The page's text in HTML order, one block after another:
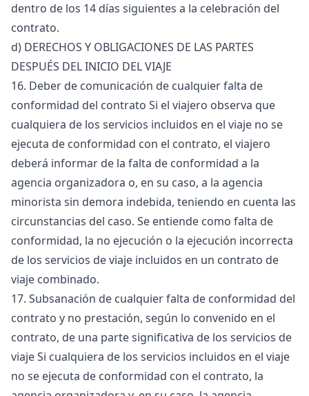
dentro de los 14 días siguientes a la celebración del
contrato.
d) DERECHOS Y OBLIGACIONES DE LAS PARTES
DESPUÉS DEL INICIO DEL VIAJE
16. Deber de comunicación de cualquier falta de
conformidad del contrato Si el viajero observa que
cualquiera de los servicios incluidos en el viaje no se
ejecuta de conformidad con el contrato, el viajero
deberá informar de la falta de conformidad a la
agencia organizadora o, en su caso, a la agencia
minorista sin demora indebida, teniendo en cuenta las
circunstancias del caso. Se entiende como falta de
conformidad, la no ejecución o la ejecución incorrecta
de los servicios de viaje incluidos en un contrato de
viaje combinado.
17. Subsanación de cualquier falta de conformidad del
contrato y no prestación, según lo convenido en el
contrato, de una parte significativa de los servicios de
viaje Si cualquiera de los servicios incluidos en el viaje
no se ejecuta de conformidad con el contrato, la